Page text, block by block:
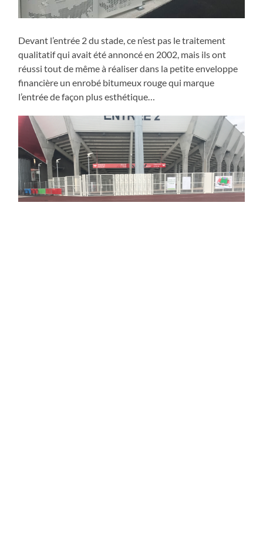
Devant l’entrée 2 du stade, ce n’est pas le traitement
qualitatif qui avait été annoncé en 2002, mais ils ont
réussi tout de même à réaliser dans la petite enveloppe
financière un enrobé bitumeux rouge qui marque
l’entrée de façon plus esthétique…